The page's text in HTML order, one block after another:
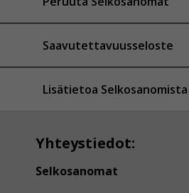
Saavutettavuusseloste
Lisätietoa Selkosanomista
Yhteystiedot:
Selkosanomat